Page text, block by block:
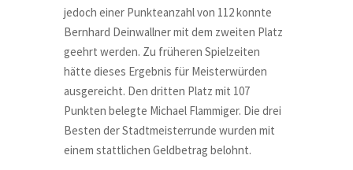
jedoch einer Punkteanzahl von 112 konnte
Bernhard Deinwallner mit dem zweiten Platz
geehrt werden. Zu früheren Spielzeiten
hätte dieses Ergebnis für Meisterwürden
ausgereicht. Den dritten Platz mit 107
Punkten belegte Michael Flammiger. Die drei
Besten der Stadtmeisterrunde wurden mit
einem stattlichen Geldbetrag belohnt.